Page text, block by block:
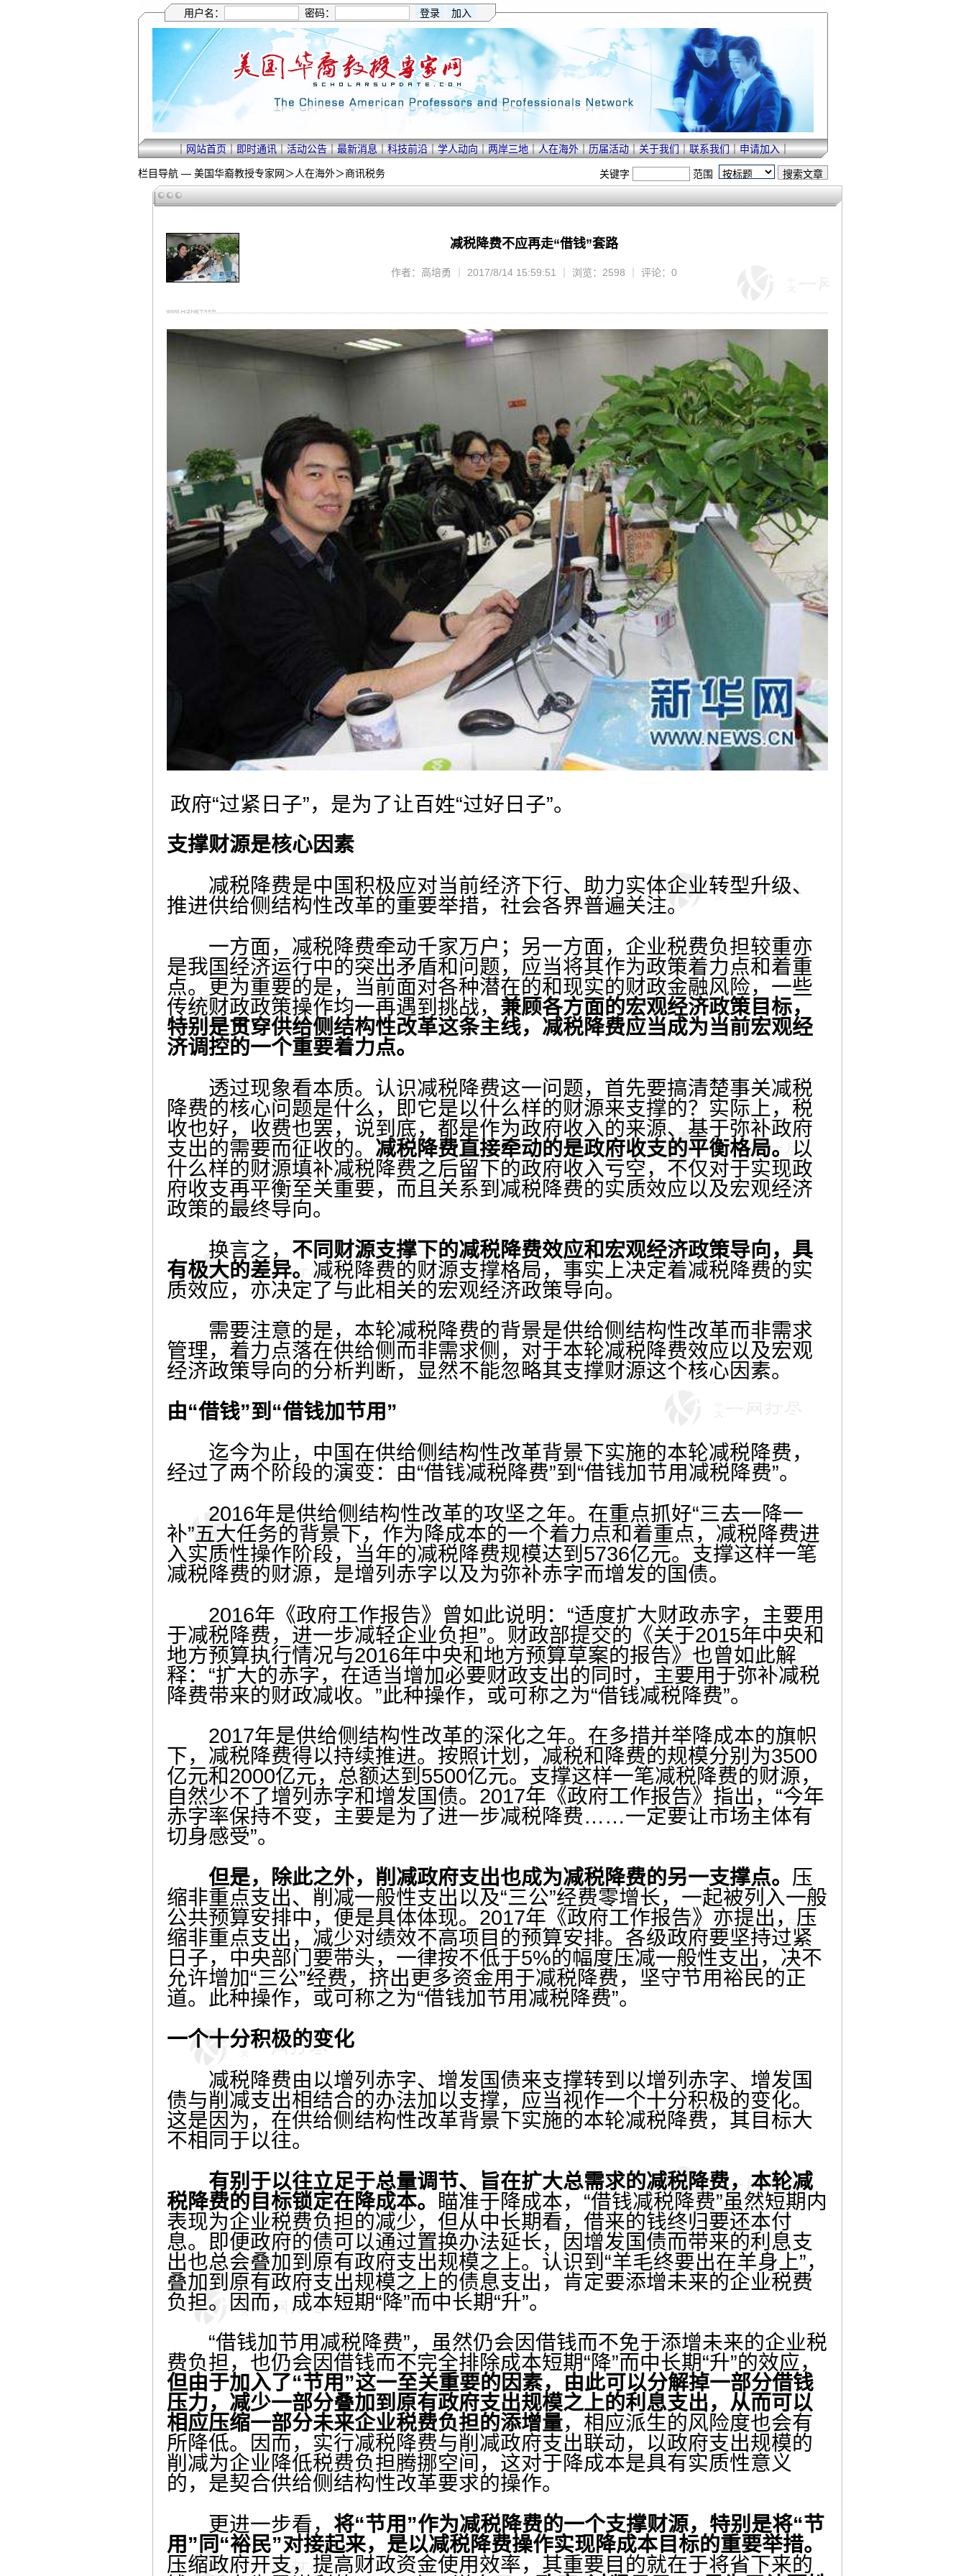
用户名： 密码：
｜网站首页｜即时通讯｜活动公告｜最新消息｜科技前沿｜学人动向｜两岸三地｜人在海外｜历届活动｜关于我们｜联系我们｜申请加入｜
栏目导航 — 美国华裔教授专家网＞人在海外＞商讯税务 关键字 范围
减税降费不应再走“借钱”套路
作者：高培勇 ｜ 2017/8/14 15:59:51 ｜ 浏览：2598 ｜ 评论：0
政府“过紧日子”，是为了让百姓“过好日子”。
支撑财源是核心因素
减税降费是中国积极应对当前经济下行、助力实体企业转型升级、
推进供给侧结构性改革的重要举措，社会各界普遍关注。
一方面，减税降费牵动千家万户；另一方面，企业税费负担较重亦
是我国经济运行中的突出矛盾和问题，应当将其作为政策着力点和着重
点。更为重要的是，当前面对各种潜在的和现实的财政金融风险，一些
传统财政政策操作均一再遇到挑战， 兼顾各方面的宏观经济政策目标，
特别是贯穿供给侧结构性改革这条主线，减税降费应当成为当前宏观经
济调控的一个重要着力点。
透过现象看本质。认识减税降费这一问题，首先要搞清楚事关减税
降费的核心问题是什么，即它是以什么样的财源来支撑的？实际上，税
收也好，收费也罢，说到底，都是作为政府收入的来源、基于弥补政府
支出的需要而征收的。 减税降费直接牵动的是政府收支的平衡格局。 以
什么样的财源填补减税降费之后留下的政府收入亏空，不仅对于实现政
府收支再平衡至关重要，而且关系到减税降费的实质效应以及宏观经济
政策的最终导向。
换言之， 不同财源支撑下的减税降费效应和宏观经济政策导向，具
有极大的差异。 减税降费的财源支撑格局，事实上决定着减税降费的实
质效应，亦决定了与此相关的宏观经济政策导向。
需要注意的是，本轮减税降费的背景是供给侧结构性改革而非需求
管理，着力点落在供给侧而非需求侧，对于本轮减税降费效应以及宏观
经济政策导向的分析判断，显然不能忽略其支撑财源这个核心因素。
由“借钱”到“借钱加节用”
迄今为止，中国在供给侧结构性改革背景下实施的本轮减税降费，
经过了两个阶段的演变：由“借钱减税降费”到“借钱加节用减税降费”。
2016年是供给侧结构性改革的攻坚之年。在重点抓好“三去一降一
补”五大任务的背景下，作为降成本的一个着力点和着重点，减税降费进
入实质性操作阶段，当年的减税降费规模达到5736亿元。支撑这样一笔
减税降费的财源，是增列赤字以及为弥补赤字而增发的国债。
2016年《政府工作报告》曾如此说明：“适度扩大财政赤字，主要用
于减税降费，进一步减轻企业负担”。财政部提交的《关于2015年中央和
地方预算执行情况与2016年中央和地方预算草案的报告》也曾如此解
释：“扩大的赤字，在适当增加必要财政支出的同时，主要用于弥补减税
降费带来的财政减收。”此种操作，或可称之为“借钱减税降费”。
2017年是供给侧结构性改革的深化之年。在多措并举降成本的旗帜
下，减税降费得以持续推进。按照计划，减税和降费的规模分别为3500
亿元和2000亿元，总额达到5500亿元。支撑这样一笔减税降费的财源，
自然少不了增列赤字和增发国债。2017年《政府工作报告》指出，“今年
赤字率保持不变，主要是为了进一步减税降费……一定要让市场主体有
切身感受”。
但是，除此之外，削减政府支出也成为减税降费的另一支撑点。 压
缩非重点支出、削减一般性支出以及“三公”经费零增长，一起被列入一般
公共预算安排中，便是具体体现。2017年《政府工作报告》亦提出，压
缩非重点支出，减少对绩效不高项目的预算安排。各级政府要坚持过紧
日子，中央部门要带头，一律按不低于5%的幅度压减一般性支出，决不
允许增加“三公”经费，挤出更多资金用于减税降费，坚守节用裕民的正
道。此种操作，或可称之为“借钱加节用减税降费”。
一个十分积极的变化
减税降费由以增列赤字、增发国债来支撑转到以增列赤字、增发国
债与削减支出相结合的办法加以支撑，应当视作一个十分积极的变化。
这是因为，在供给侧结构性改革背景下实施的本轮减税降费，其目标大
不相同于以往。
有别于以往立足于总量调节、旨在扩大总需求的减税降费，本轮减
税降费的目标锁定在降成本。
瞄准于降成本，“借钱减税降费”虽然短期内
表现为企业税费负担的减少，但从中长期看，借来的钱终归要还本付
息。即便政府的债可以通过置换办法延长，因增发国债而带来的利息支
出也总会叠加到原有政府支出规模之上。认识到“羊毛终要出在羊身上”，
叠加到原有政府支出规模之上的债息支出，肯定要添增未来的企业税费
负担。因而，成本短期“降”而中长期“升”。
“借钱加节用减税降费”，虽然仍会因借钱而不免于添增未来的企业税
费负担，也仍会因借钱而不完全排除成本短期“降”而中长期“升”的效应，
但由于加入了“节用”这一至关重要的因素，由此可以分解掉一部分借钱
压力，减少一部分叠加到原有政府支出规模之上的利息支出，从而可以
相应压缩一部分未来企业税费负担的添增量，相应派生的风险度也会有
所降低。因而，实行减税降费与削减政府支出联动，以政府支出规模的
削减为企业降低税费负担腾挪空间，这对于降成本是具有实质性意义
的，是契合供给侧结构性改革要求的操作。
更进一步看， 将“节用”作为减税降费的一个支撑财源，特别是将“节
用”同“裕民”对接起来，是以减税降费操作实现降成本目标的重要举措。
压缩政府开支，提高财政资金使用效率，其重要目的就在于将省下来的